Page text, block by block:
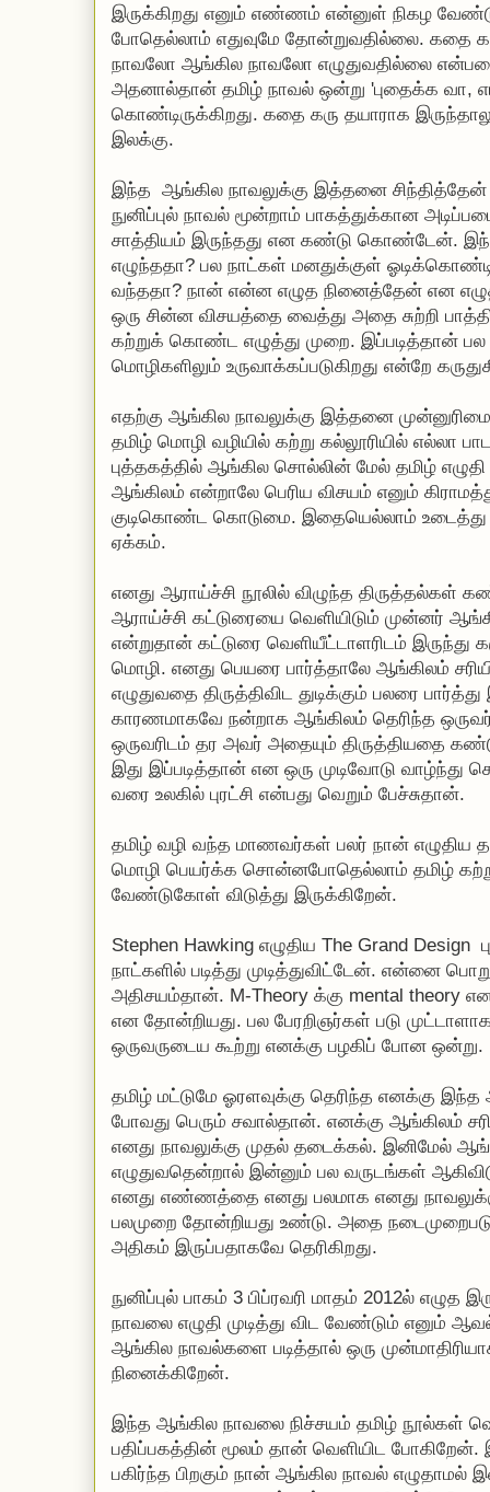
இருக்கிறது எனும் எண்ணம் என்னுள் நிகழ
போதெல்லாம் எதுவுமே தோன்றுவதில்லை. கதை
நாவலோ ஆங்கில நாவலோ எழுதுவதில்லை என்பதை
அதனால்தான் தமிழ் நாவல் ஒன்று 'புதைக்க வா,
கொண்டிருக்கிறது. கதை கரு தயாராக
இலக்கு.
இந்த ஆங்கில நாவலுக்கு இத்தனை
நுனிப்புல் நாவல் மூன்றாம் பாகத்துக்கான
சாத்தியம் இருந்தது என கண்டு கொண்டேன்.
எழுந்ததா? பல நாட்கள் மனதுக்குள்
வந்ததா? நான் என்ன எழுத நினைத்தேன் என எழுதி
ஒரு சின்ன விசயத்தை வைத்து அதை சுற்றி
கற்றுக் கொண்ட எழுத்து முறை. இப்படித்தான்
மொழிகளிலும் உருவாக்கப்படுகிறது என்றே
எதற்கு ஆங்கில நாவலுக்கு இத்தனை
தமிழ் மொழி வழியில் கற்று கல்லூரியில் எல்லா
புத்தகத்தில் ஆங்கில சொல்லின் மேல் தமிழ்
ஆங்கிலம் என்றாலே பெரிய விசயம் எனும்
குடிகொண்ட கொடுமை. இதையெல்லாம் உடைத்து
ஏக்கம்.
எனது ஆராய்ச்சி நூலில் விழுந்த திருத்தல்கள்
ஆராய்ச்சி கட்டுரையை வெளியிடும் முன்னர்
என்றுதான் கட்டுரை வெளியீட்டாளரிடம் இருந்து
மொழி. எனது பெயரை பார்த்தாலே ஆங்கிலம்
எழுதுவதை திருத்திவிட துடிக்கும் பலரை
காரணமாகவே நன்றாக ஆங்கிலம் தெரிந்த
ஒருவரிடம் தர அவர் அதையும் திருத்தியதை
இது இப்படித்தான் என ஒரு முடிவோடு வாழ்ந்து
வரை உலகில் புரட்சி என்பது வெறும் பேச்சுதான்.
தமிழ் வழி வந்த மாணவர்கள் பலர் நான் எழுதிய
மொழி பெயர்க்க சொன்னபோதெல்லாம் தமிழ்
வேண்டுகோள் விடுத்து இருக்கிறேன்.
Stephen Hawking எழுதிய The Grand
நாட்களில் படித்து முடித்துவிட்டேன். என்னை
அதிசயம்தான். M-Theory க்கு mental theory
என தோன்றியது. பல பேரறிஞர்கள் படு
ஒருவருடைய கூற்று எனக்கு பழகிப் போன ஒன்று.
தமிழ் மட்டுமே ஓரளவுக்கு தெரிந்த எனக்கு
போவது பெரும் சவால்தான். எனக்கு ஆங்கிலம்
எனது நாவலுக்கு முதல் தடைக்கல். இனிமேல்
எழுதுவதென்றால் இன்னும் பல வருடங்கள்
எனது எண்ணத்தை எனது பலமாக எனது
பலமுறை தோன்றியது உண்டு. அதை
அதிகம் இருப்பதாகவே தெரிகிறது.
நுனிப்புல் பாகம் 3 பிப்ரவரி மாதம் 2012ல்
நாவலை எழுதி முடித்து விட வேண்டும் எனும்
ஆங்கில நாவல்களை படித்தால் ஒரு
நினைக்கிறேன்.
இந்த ஆங்கில நாவலை நிச்சயம் தமிழ் நூல்கள்
பதிப்பகத்தின் மூலம் தான் வெளியிட
பகிர்ந்த பிறகும் நான் ஆங்கில நாவல் எழுதாமல்